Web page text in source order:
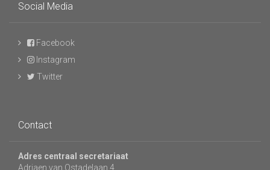
Social Media
Facebook
Instagram
Twitter
Contact
Adres centraal secretariaat
Adriaen van Ostadelaan 4